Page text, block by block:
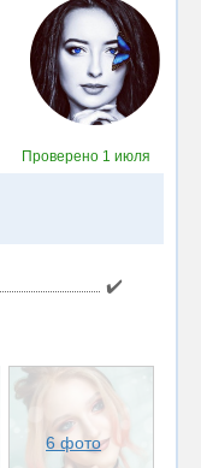
Проверено 1 июля
✔️
6 фото